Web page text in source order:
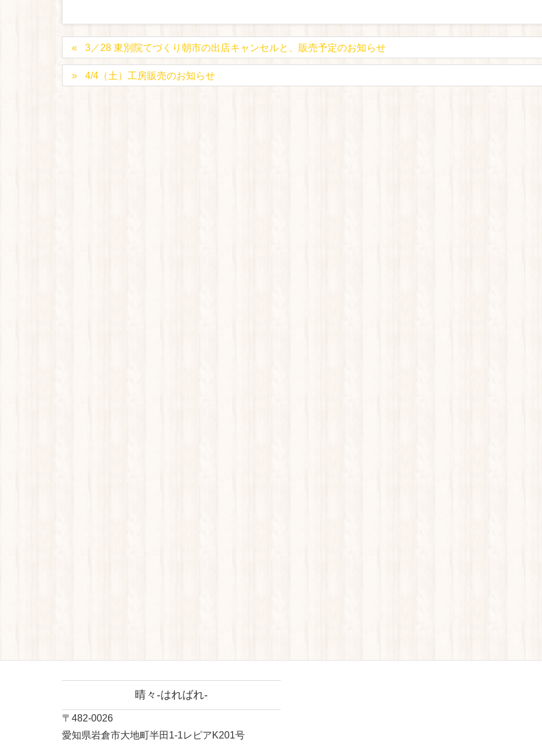
3／28 東別院てづくり朝市の出店キャンセルと、販売予定のお知らせ
4/4（土）工房販売のお知らせ
晴々-はればれ-
〒482-0026
愛知県岩倉市大地町半田1-1レピアK201号